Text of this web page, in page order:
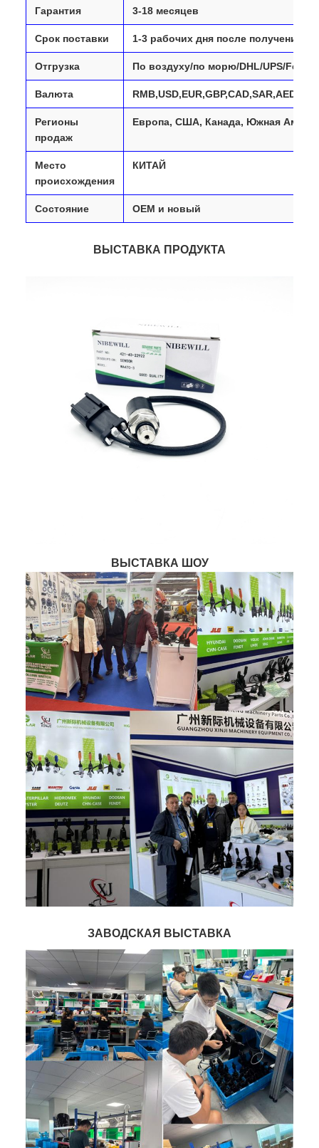
Гарантия 3-18 месяцев
Срок поставки 1-3 рабочих дня после получения
Отгрузка По воздуху/по морю/DHL/UPS/
Валюта
Регионы
продаж
Европа, США, Канада, Южная
Место
происхождения
КИТАЙ
Состояние OEM и новый
ВЫСТАВКА ПРОДУКТА
ВЫСТАВКА ШОУ
ЗАВОДСКАЯ ВЫСТАВКА